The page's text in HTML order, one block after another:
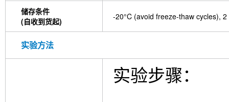
储存条件
(自收到货起)
-20°C (avoid freeze-thaw cycles),
实验方法
实验步骤：